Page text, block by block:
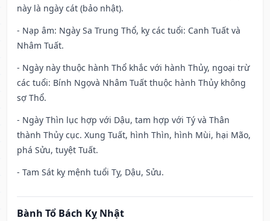
này là ngày cát (bảo nhật).
- Nạp âm: Ngày Sa Trung Thổ, kỵ các tuổi: Canh Tuất và
Nhâm Tuất.
- Ngày này thuộc hành Thổ khắc với hành Thủy, ngoại trừ
các tuổi: Bính Ngọvà Nhâm Tuất thuộc hành Thủy không
sợ Thổ.
- Ngày Thìn lục hợp với Dậu, tam hợp với Tý và Thân
thành Thủy cục. Xung Tuất, hình Thìn, hình Mùi, hại Mão,
phá Sửu, tuyệt Tuất.
- Tam Sát kỵ mệnh tuổi Tỵ, Dậu, Sửu.
Bành Tổ Bách Kỵ Nhật